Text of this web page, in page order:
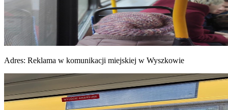
Adres: Reklama w komunikacji miejskiej w Wyszkowie